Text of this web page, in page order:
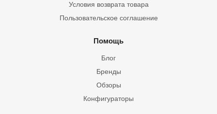
Условия возврата товара
Пользовательское соглашение
Помощь
Блог
Бренды
Обзоры
Конфигураторы